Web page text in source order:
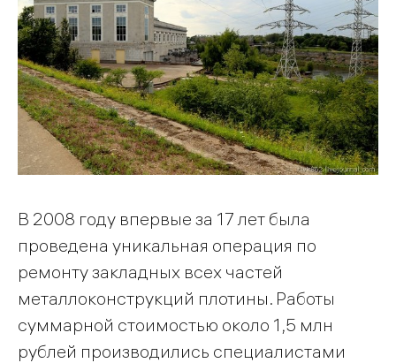
В 2008 году впервые за 17 лет была
проведена уникальная операция по
ремонту закладных всех частей
металлоконструкций плотины. Работы
суммарной стоимостью около 1,5 млн
рублей производились специалистами